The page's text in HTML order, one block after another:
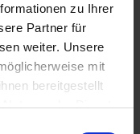
zu Ihrer
Partner für
weiter. Unsere
mit
bereitgestellt
der Dienste